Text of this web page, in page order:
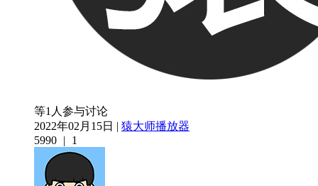
等1人参与讨论
2022年02月15日 | 猿大师播放器
5990 | 1